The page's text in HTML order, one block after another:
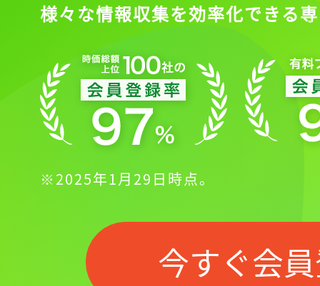
様々な情報収集を効率化できる
※2025年1月29日時点。
今すぐ会